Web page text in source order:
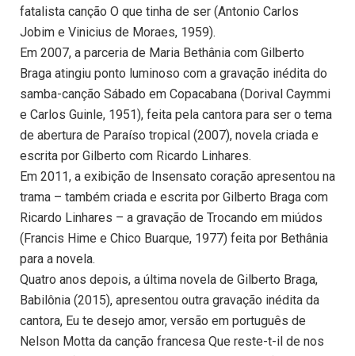
fatalista canção O que tinha de ser (Antonio Carlos
Jobim e Vinicius de Moraes, 1959).
Em 2007, a parceria de Maria Bethânia com Gilberto
Braga atingiu ponto luminoso com a gravação inédita do
samba-canção Sábado em Copacabana (Dorival Caymmi
e Carlos Guinle, 1951), feita pela cantora para ser o tema
de abertura de Paraíso tropical (2007), novela criada e
escrita por Gilberto com Ricardo Linhares.
Em 2011, a exibição de Insensato coração apresentou na
trama – também criada e escrita por Gilberto Braga com
Ricardo Linhares – a gravação de Trocando em miúdos
(Francis Hime e Chico Buarque, 1977) feita por Bethânia
para a novela.
Quatro anos depois, a última novela de Gilberto Braga,
Babilônia (2015), apresentou outra gravação inédita da
cantora, Eu te desejo amor, versão em português de
Nelson Motta da canção francesa Que reste-t-il de nos